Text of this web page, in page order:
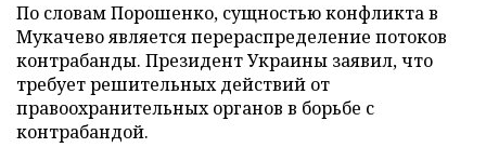
По словам Порошенко, сущностью конфликта в
Мукачево является перераспределение потоков
контрабанды. Президент Украины заявил, что
требует решительных действий от
правоохранительных органов в борьбе с
контрабандой.